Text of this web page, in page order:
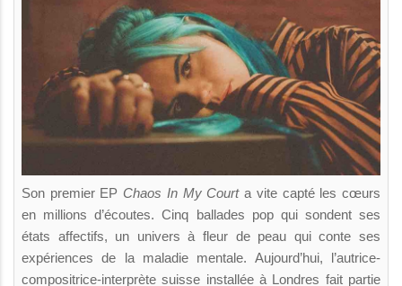
Son premier EP Chaos In My Courta vite capté les cœurs
en millions d’écoutes. Cinq ballades pop qui sondent ses
états affectifs, un univers à fleur de peau qui conte ses
expériences de la maladie mentale. Aujourd’hui, l’autrice-
compositrice-interprète suisse installée à Londres fait partie